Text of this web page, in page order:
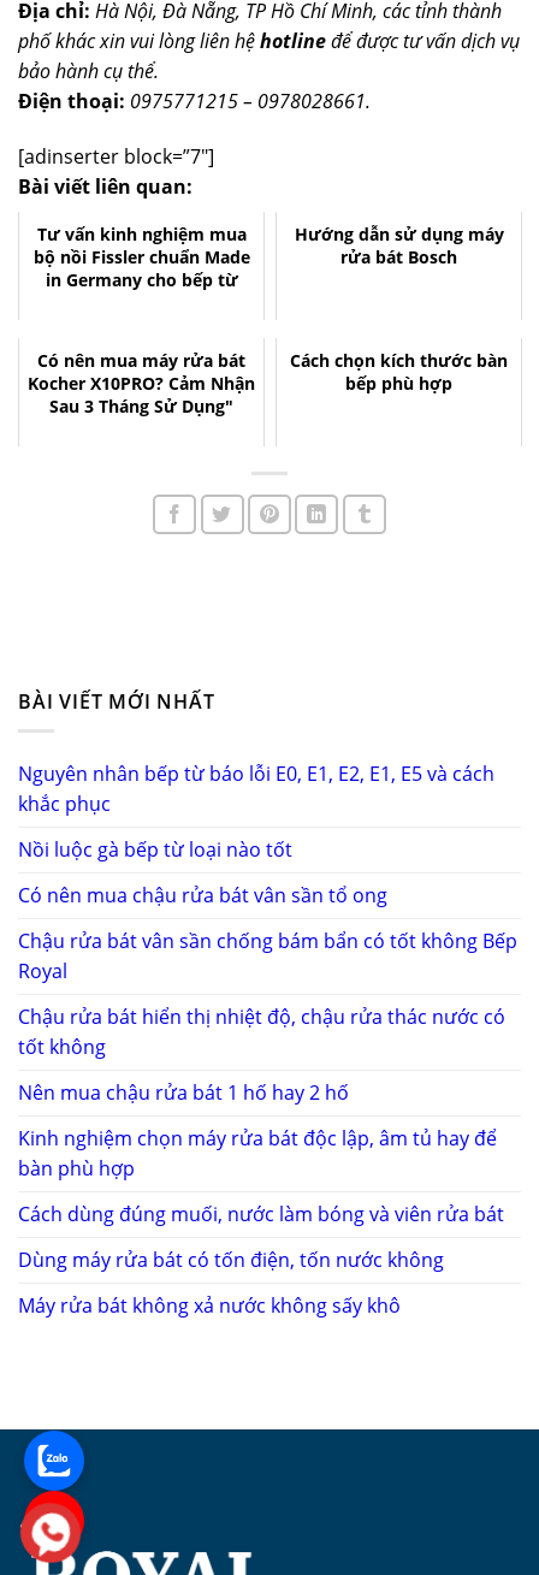
Địa chỉ: Hà Nội, Đà Nẵng, TP Hồ Chí Minh, các tỉnh thành
phố khác xin vui lòng liên hệhotlineđể được tư vấn dịch vụ
bảo hành cụ thể.
Điện thoại: 0975771215 – 0978028661.
[adinserter block=”7″]
Bài viết liên quan:
Tư vấn kinh nghiệm mua
bộ nồi Fissler chuẩn Made
in Germany cho bếp từ
Hướng dẫn sử dụng máy
rửa bát Bosch
Có nên mua máy rửa bát
Kocher X10PRO? Cảm Nhận
Sau 3 Tháng Sử Dụng"
Cách chọn kích thước bàn
bếp phù hợp
BÀI VIẾT MỚI NHẤT
Nguyên nhân bếp từ báo lỗi E0, E1, E2, E1, E5 và cách
khắc phục
Nồi luộc gà bếp từ loại nào tốt
Có nên mua chậu rửa bát vân sần tổ ong
Chậu rửa bát vân sần chống bám bẩn có tốt không Bếp
Royal
Chậu rửa bát hiển thị nhiệt độ, chậu rửa thác nước có
tốt không
Nên mua chậu rửa bát 1 hố hay 2 hố
Kinh nghiệm chọn máy rửa bát độc lập, âm tủ hay để
bàn phù hợp
Cách dùng đúng muối, nước làm bóng và viên rửa bát
Dùng máy rửa bát có tốn điện, tốn nước không
Máy rửa bát không xả nước không sấy khô